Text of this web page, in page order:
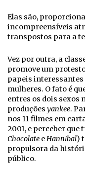
Elas são,
incompreensíveis
transpostos para a
Vez por outra, a
promove um
papeis
mulheres. O fato é
entres os dois sexos
produções yankee.
nos 11 filmes em
2001, e perceber que
Chocolate eHannibal)
propulsora da
público.